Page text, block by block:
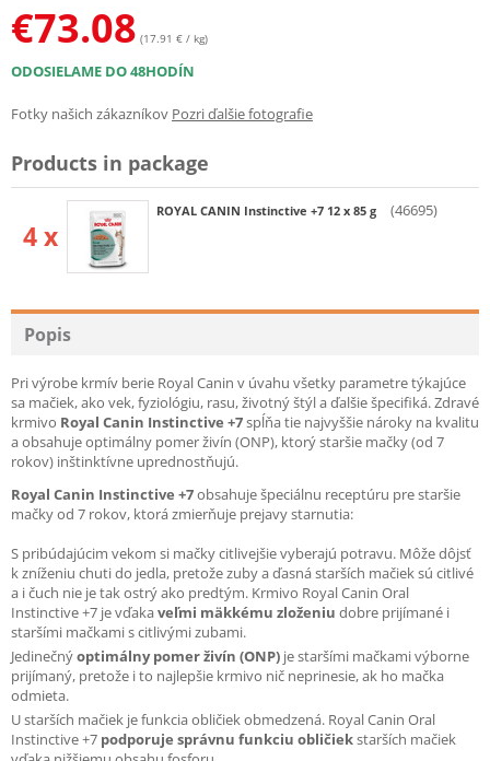
€73.08 (17.91 € / kg)
ODOSIELAME DO 48HODÍN
Fotky našich zákazníkov Pozri ďalšie fotografie
Products in package
4 x
ROYAL CANIN Instinctive +7 12 x 85 g (46695)
Popis
Pri výrobe krmív berie Royal Canin v úvahu všetky parametre týkajúce
sa mačiek, ako vek, fyziológiu, rasu, životný štýl a ďalšie špecifiká. Zdravé
krmivo Royal Canin Instinctive +7spĺňa tie najvyššie nároky na kvalitu
a obsahuje optimálny pomer živín (ONP), ktorý staršie mačky (od 7
rokov) inštinktívne uprednostňujú.
Royal Canin Instinctive +7obsahuje špeciálnu receptúru pre staršie
mačky od 7 rokov, ktorá zmierňuje prejavy starnutia:
S pribúdajúcim vekom si mačky citlivejšie vyberajú potravu. Môže dôjsť
k zníženiu chuti do jedla, pretože zuby a ďasná starších mačiek sú citlivé
a i čuch nie je tak ostrý ako predtým. Krmivo Royal Canin Oral
Instinctive +7 je vďakaveľmi mäkkému zloženiu dobre prijímané i
staršími mačkami s citlivými zubami.
Jedinečnýoptimálny pomer živín (ONP) je staršími mačkami výborne
prijímaný, pretože i to najlepšie krmivo nič neprinesie, ak ho mačka
odmieta.
U starších mačiek je funkcia obličiek obmedzená. Royal Canin Oral
Instinctive +7 podporuje správnu funkciu obličiekstarších mačiek